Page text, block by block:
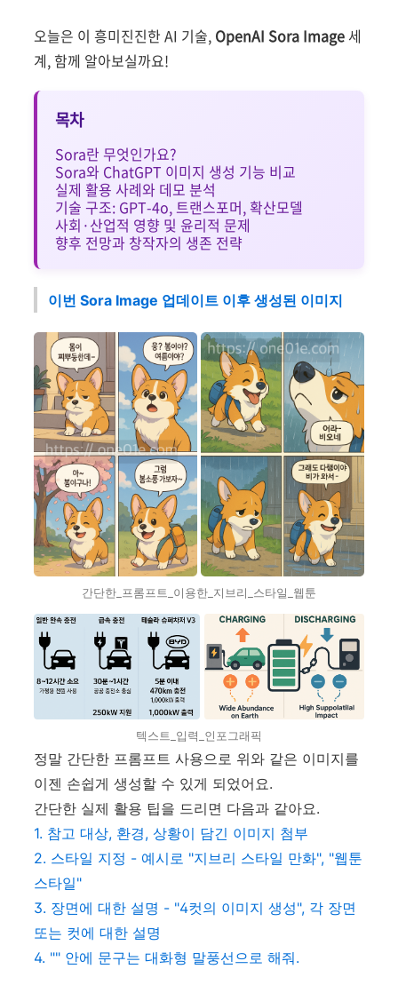
오늘은 이 흥미진진한 AI 기술, OpenAI Sora Image 세
계, 함께 알아보실까요!
목차
Sora란 무엇인가요?
Sora와 ChatGPT 이미지 생성 기능 비교
실제 활용 사례와 데모 분석
기술 구조: GPT-4o, 트랜스포머, 확산모델
사회·산업적 영향 및 윤리적 문제
향후 전망과 창작자의 생존 전략
이번 Sora Image 업데이트 이후 생성된 이미지
간단한_프롬프트_이용한_지브리_스타일_웹툰
텍스트_입력_인포그래픽
정말 간단한 프롬프트 사용으로 위와 같은 이미지를
이젠 손쉽게 생성할 수 있게 되었어요.
간단한 실제 활용 팁을 드리면 다음과 같아요.
1. 참고 대상, 환경, 상황이 담긴 이미지 첨부
2. 스타일 지정 - 예시로 "지브리 스타일 만화", "웹툰
스타일"
3. 장면에 대한 설명 - "4컷의 이미지 생성", 각 장면
또는 컷에 대한 설명
4. "" 안에 문구는 대화형 말풍선으로 해줘.